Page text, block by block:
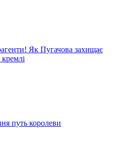
Як Пугачова захищає
путь королеви